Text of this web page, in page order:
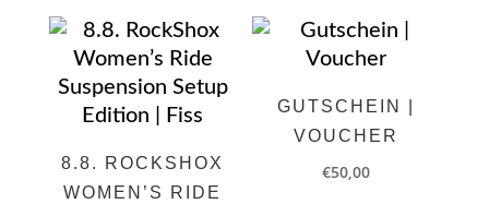
8.8. ROCKSHOX
WOMEN’S RIDE
GUTSCHEIN |
VOUCHER
€50,00